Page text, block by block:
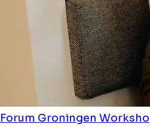
Forum Groningen